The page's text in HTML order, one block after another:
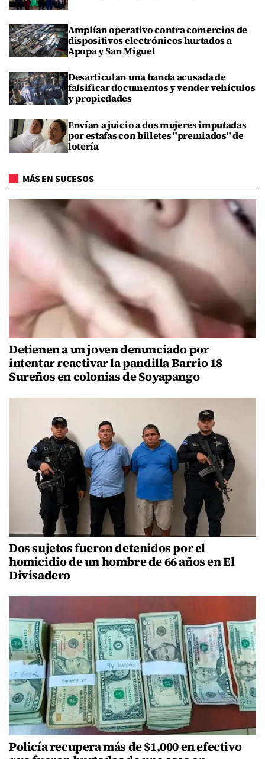
Amplían operativo contra comercios de
dispositivos electrónicos hurtados a
Apopa y San Miguel
Desarticulan una banda acusada de
falsificar documentos y vender vehículos
y propiedades
Envían a juicio a dos mujeres imputadas
por estafas con billetes "premiados" de
lotería
MÁS EN SUCESOS
Detienen a un joven denunciado por
intentar reactivar la pandilla Barrio 18
Sureños en colonias de Soyapango
Dos sujetos fueron detenidos por el
homicidio de un hombre de 66 años en El
Divisadero
Policía recupera más de $1,000 en efectivo